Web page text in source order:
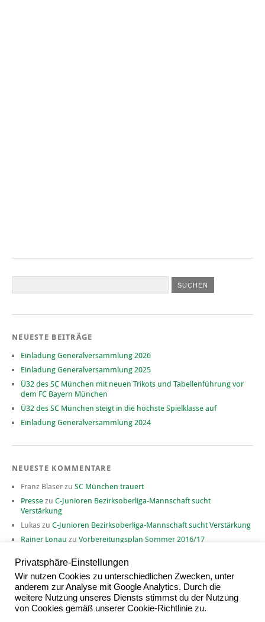
NEUESTE BEITRÄGE
Einladung Generalversammlung 2026
Einladung Generalversammlung 2025
Ü32 des SC München mit neuen Trikots und Tabellenführung vor
dem FC Bayern München
Ü32 des SC München steigt in die höchste Spielklasse auf
Einladung Generalversammlung 2024
NEUESTE KOMMENTARE
Franz Blaser zu SC München trauert
Presse zu C-Junioren Bezirksoberliga-Mannschaft sucht
Verstärkung
Lukas zu C-Junioren Bezirksoberliga-Mannschaft sucht Verstärkung
Rainer Lonau zu Vorbereitungsplan Sommer 2016/17
ARCHIV
Privatsphäre-Einstellungen
Wir nutzen Cookies zu unterschiedlichen Zwecken, unter
anderem zur Analyse mit Google Analytics. Durch die
weitere Nutzung unseres Diensts stimmst du der Nutzung
von Cookies gemäß unserer Cookie-Richtlinie zu.